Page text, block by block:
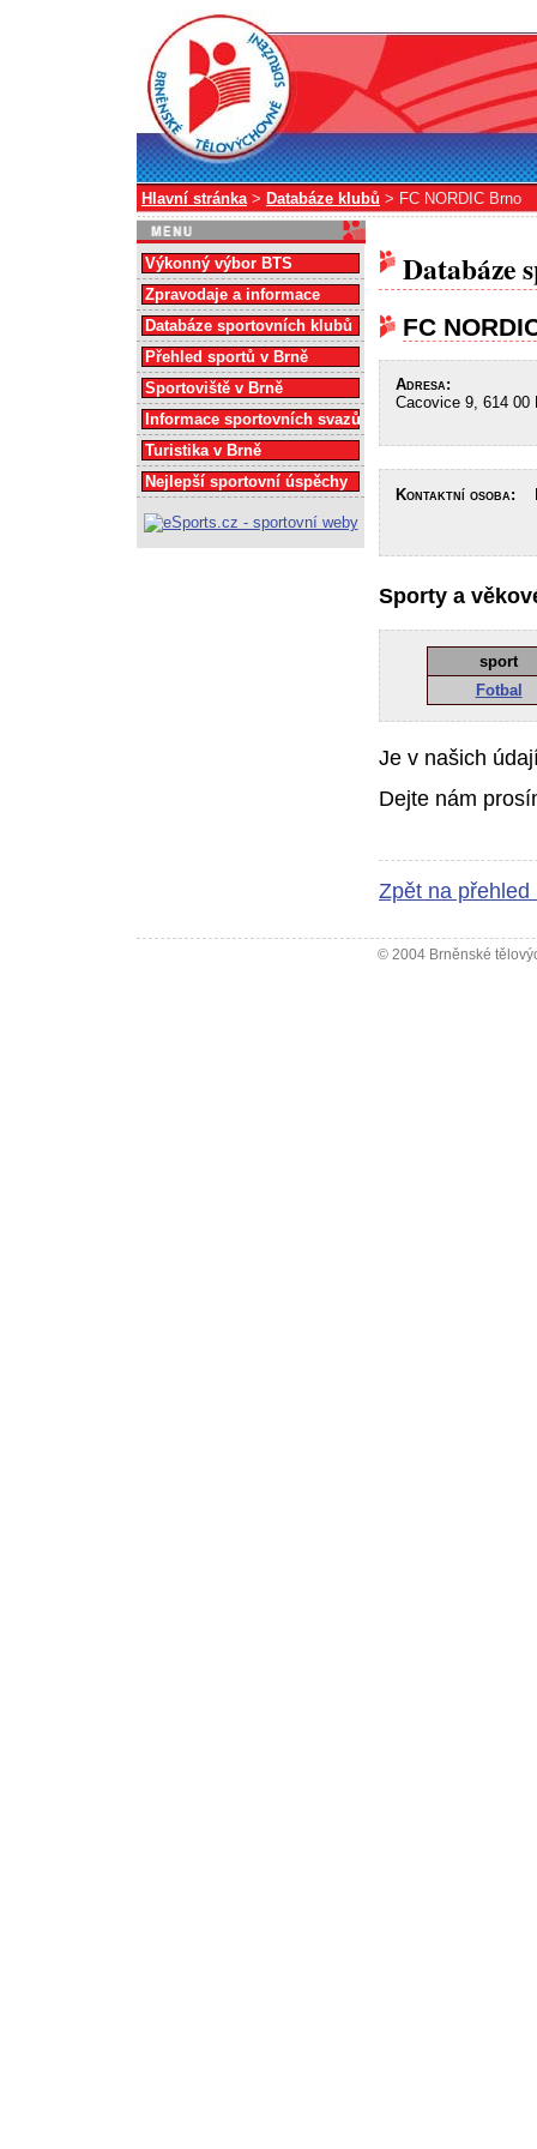
Hlavní stránka> Databáze klubů > FC NORDIC Brno
Databáze
FC
Adresa:
Cacovice 9, 614 00
Kontaktní osoba:
Sporty a
sport
Fotbal
Je v našich
Dejte nám
Zpět na přehled
Výkonný výbor BTS
Zpravodaje a informace
Databáze sportovních klubů
Přehled sportů v Brně
Sportoviště v Brně
Informace sportovních svazů
Turistika v Brně
Nejlepší sportovní úspěchy
© 2004 Brněnské